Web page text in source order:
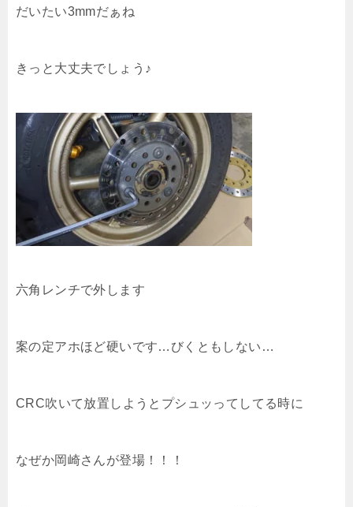
だいたい3mmだぁね
きっと大丈夫でしょう♪
六角レンチで外します
案の定アホほど硬いです…びくともしない…
CRC吹いて放置しようとプシュッってしてる時に
なぜか岡崎さんが登場！！！